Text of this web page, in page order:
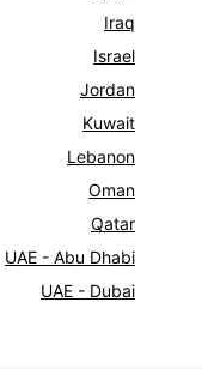
Iraq
Israel
Jordan
Kuwait
Lebanon
Oman
Qatar
UAE - Abu Dhabi
UAE - Dubai